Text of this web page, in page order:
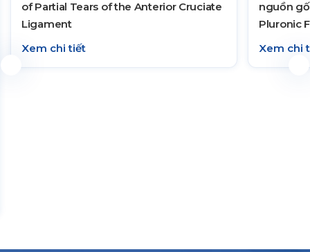
of Partial Tears of the Anterior Cruciate
Ligament
Xem chi tiết
nguồn
Pluronic
trình
Xem chi